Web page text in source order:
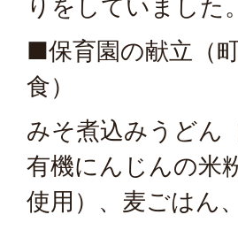
りをしていました。
■保育園の献立（
食）
みそ煮込みうどん
有機にんじんの米
使用）、麦ごはん